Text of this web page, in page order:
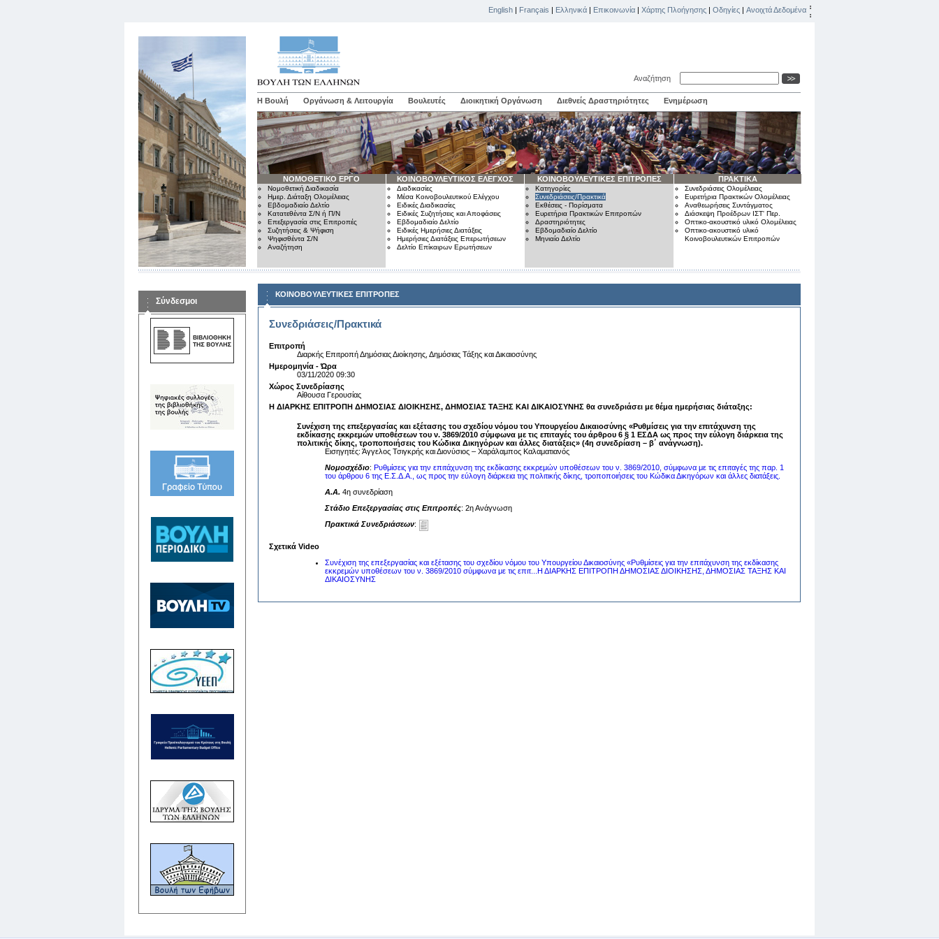
English | Français | Ελληνικά | Επικοινωνία | Χάρτης Πλοήγησης | Οδηγίες | Ανοιχτά Δεδομένα
Αναζήτηση
Η Βουλή Οργάνωση & Λειτουργία Βουλευτές Διοικητική Οργάνωση Διεθνείς Δραστηριότητες Ενημέρωση
ΝΟΜΟΘΕΤΙΚΟ ΕΡΓΟ
Νομοθετική Διαδικασία
Ημερ. Διάταξη Ολομέλειας
Εβδομαδιαίο Δελτίο
Κατατεθέντα Σ/Ν ή Π/Ν
Επεξεργασία στις Επιτροπές
Συζητήσεις & Ψήφιση
Ψηφισθέντα Σ/Ν
Αναζήτηση
ΚΟΙΝΟΒΟΥΛΕΥΤΙΚΟΣ ΕΛΕΓΧΟΣ
Διαδικασίες
Μέσα Κοινοβουλευτικού Ελέγχου
Ειδικές Διαδικασίες
Ειδικές Συζητήσεις και Αποφάσεις
Εβδομαδιαίο Δελτίο
Ειδικές Ημερήσιες Διατάξεις
Ημερήσιες Διατάξεις Επερωτήσεων
Δελτίο Επίκαιρων Ερωτήσεων
ΚΟΙΝΟΒΟΥΛΕΥΤΙΚΕΣ ΕΠΙΤΡΟΠΕΣ
Κατηγορίες
Συνεδριάσεις/Πρακτικά
Εκθέσεις - Πορίσματα
Ευρετήρια Πρακτικών Επιτροπών
Δραστηριότητες
Εβδομαδιαίο Δελτίο
Μηνιαίο Δελτίο
ΠΡΑΚΤΙΚΑ
Συνεδριάσεις Ολομέλειας
Ευρετήρια Πρακτικών Ολομέλειας
Αναθεωρήσεις Συντάγματος
Διάσκεψη Προέδρων ΙΣΤ' Περ.
Οπτικο-ακουστικό υλικό Ολομέλειας
Οπτικο-ακουστικό υλικό
Κοινοβουλευτικών Επιτροπών
Σύνδεσμοι
ΚΟΙΝΟΒΟΥΛΕΥΤΙΚΕΣ ΕΠΙΤΡΟΠΕΣ
Συνεδριάσεις/Πρακτικά
Επιτροπή
Διαρκής Επιτροπή Δημόσιας Διοίκησης, Δημόσιας Τάξης και Δικαιοσύνης
Ημερομηνία - Ώρα
03/11/2020 09:30
Χώρος Συνεδρίασης
Αίθουσα Γερουσίας
Η ΔΙΑΡΚΗΣ ΕΠΙΤΡΟΠΗ ΔΗΜΟΣΙΑΣ ΔΙΟΙΚΗΣΗΣ, ΔΗΜΟΣΙΑΣ ΤΑΞΗΣ ΚΑΙ ΔΙΚΑΙΟΣΥΝΗΣ θα συνεδριάσει με θέμα ημερήσιας διάταξης:
Συνέχιση της επεξεργασίας και εξέτασης του σχεδίου νόμου του Υπουργείου Δικαιοσύνης «Ρυθμίσεις για την επιτάχυνση της
εκδίκασης εκκρεμών υποθέσεων του ν. 3869/2010 σύμφωνα με τις επιταγές του άρθρου 6 § 1 ΕΣΔΑ ως προς την εύλογη διάρκεια της
πολιτικής δίκης, τροποποιήσεις του Κώδικα Δικηγόρων και άλλες διατάξεις» (4η συνεδρίαση – β΄ ανάγνωση).
Εισηγητές: Άγγελος Τσιγκρής και Διονύσιος – Χαράλαμπος Καλαματιανός
Νομοσχέδιο: Ρυθμίσεις για την επιτάχυνση της εκδίκασης εκκρεμών υποθέσεων του ν. 3869/2010, σύμφωνα με τις επιταγές της παρ. 1
του άρθρου 6 της Ε.Σ.Δ.Α., ως προς την εύλογη διάρκεια της πολιτικής δίκης, τροποποιήσεις του Κώδικα Δικηγόρων και άλλες διατάξεις.
A.A. 4η συνεδρίαση
Στάδιο Επεξεργασίας στις Επιτροπές: 2η Ανάγνωση
Πρακτικά Συνεδριάσεων:
Σχετικά Video
Συνέχιση της επεξεργασίας και εξέτασης του σχεδίου νόμου του Υπουργείου Δικαιοσύνης «Ρυθμίσεις για την επιτάχυνση της εκδίκασης
εκκρεμών υποθέσεων του ν. 3869/2010 σύμφωνα με τις επιτ...Η ΔΙΑΡΚΗΣ ΕΠΙΤΡΟΠΗ ΔΗΜΟΣΙΑΣ ΔΙΟΙΚΗΣΗΣ, ΔΗΜΟΣΙΑΣ ΤΑΞΗΣ ΚΑΙ
ΔΙΚΑΙΟΣΥΝΗΣ